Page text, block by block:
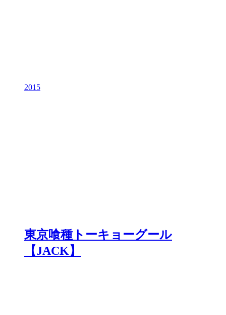
2015
東京喰種トーキョーグール
【JACK】